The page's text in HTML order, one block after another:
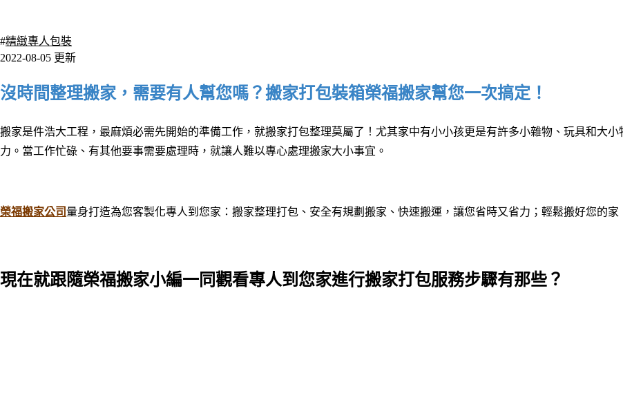
#精緻專人包裝
2022-08-05 更新
沒時間整理搬家，需要有人幫您嗎？搬家打包裝箱榮福搬家幫您一次搞定！
搬家是件浩大工程，最麻煩必需先開始的準備工作，就搬家打包整理莫屬了！尤其家中有小小孩更是有許多小雜物 、 玩具和大小
力。當工作忙碌、有其他要事需要處理時，就讓人難以專心處理搬家大小事宜。
榮福搬家公司 量身打造為您客製化專人到您家：搬家整理打包、安全有規劃搬家 、 快速搬運，讓您省時又省力；輕鬆搬好您的家
現在就跟隨榮福搬家小編一同觀看專人到您家進行搬家打包服務步驟有那些？